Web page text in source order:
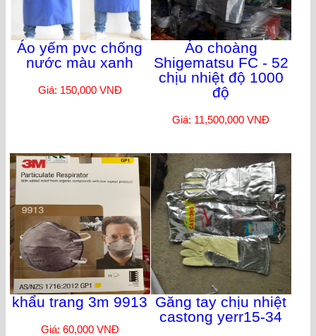
Áo yếm pvc chống
nước màu xanh
Giá: 150,000 VNĐ
Áo choàng
Shigematsu FC - 52
chịu nhiệt độ 1000
độ
Giá: 11,500,000 VNĐ
khẩu trang 3m 9913
Giá: 60,000 VNĐ
Găng tay chịu nhiệt
castong yerr15-34